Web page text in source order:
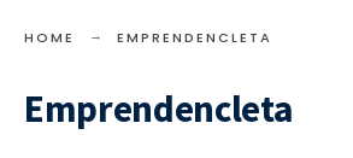
HOME EMPRENDENCLETA
Emprendencleta